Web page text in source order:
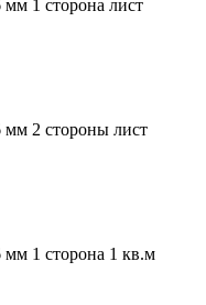
1 сторона лист
2 стороны лист
1 сторона 1 кв.м